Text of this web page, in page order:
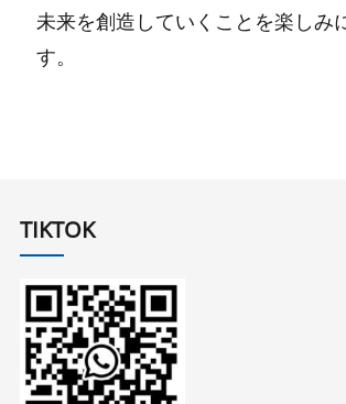
未来を創造していくことを楽しみ
す。
TIKTOK